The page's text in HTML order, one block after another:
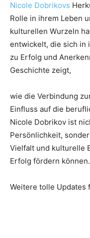
Nicole Dobrikovs
Rolle in ihrem Leben
kulturellen Wurzeln
entwickelt, die sich in
zu Erfolg und
Geschichte zeigt,
wie die Verbindung
Einfluss auf die
Nicole Dobrikov ist
Persönlichkeit,
Vielfalt und kulturelle
Erfolg fördern können.
Weitere tolle Updates